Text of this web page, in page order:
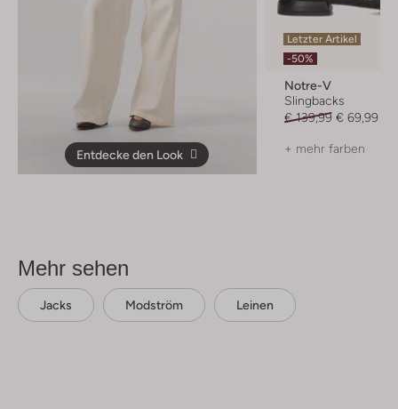
Entdecke den Look
Letzter Artikel
-50%
Notre-V
Slingbacks
€ 139,99 € 69,99
+ mehr farben
Mehr sehen
Jacks Modström Leinen